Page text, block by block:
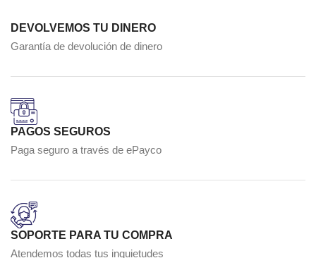
DEVOLVEMOS TU DINERO
Garantía de devolución de dinero
PAGOS SEGUROS
Paga seguro a través de ePayco
SOPORTE PARA TU COMPRA
Atendemos todas tus inquietudes